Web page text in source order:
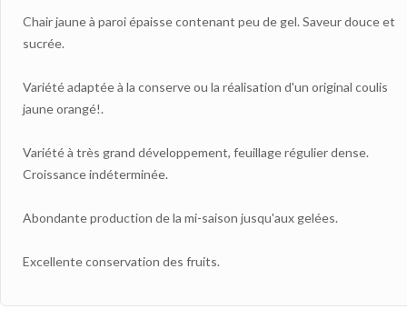
Chair jaune à paroi épaisse contenant peu de gel. Saveur douce et
sucrée.
Variété adaptée à la conserve ou la réalisation d'un original coulis
jaune orangé!.
Variété à très grand développement, feuillage régulier dense.
Croissance indéterminée.
Abondante production de la mi-saison jusqu'aux gelées.
Excellente conservation des fruits.